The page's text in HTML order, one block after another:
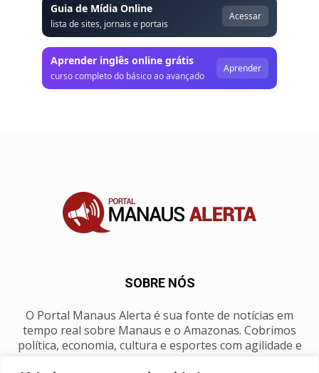
Guia de Mídia Online
lista de sites, jornais e portais
Acessar
Aprender inglês online grátis
curso completo do básico ao avançado
Aprender
SOBRE NÓS
O Portal Manaus Alerta é sua fonte de notícias em
tempo real sobre Manaus e o Amazonas. Cobrimos
política, economia, cultura e esportes com agilidade e